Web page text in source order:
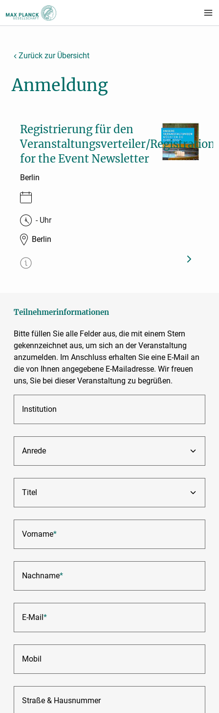
Zurück zur Übersicht
Anmeldung
Registrierung für den
Veranstaltungsverteiler/Registration
for the Event Newsletter
Berlin
- Uhr
Berlin
Teilnehmerinformationen
Bitte füllen Sie alle Felder aus, die mit einem Stern
gekennzeichnet aus, um sich an der Veranstaltung
anzumelden. Im Anschluss erhalten Sie eine E-Mail an
die von Ihnen angegebene E-Mailadresse. Wir freuen
uns, Sie bei dieser Veranstaltung zu begrüßen.
Institution
Anrede
Titel
Vorname*
Nachname*
E-Mail*
Mobil
Straße & Hausnummer